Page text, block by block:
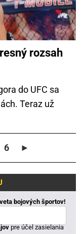
rozsah
do UFC sa
Teraz už
6 ►
bojových športov!
pre účel zasielania